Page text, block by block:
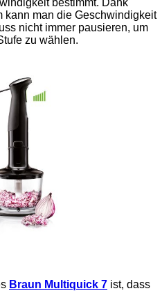
bestimmt. Dank
kann man die Geschwindigkeit
nicht immer pausieren, um
zu wählen.
Braun Multiquick 7 ist, dass